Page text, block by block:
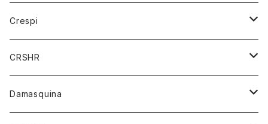
チーフ
バンダナ
トレーナー
パーカー
アウター
ジャケット
Crespi
ジャケット
ワンピース
CRSHR
キャップ
Damasquina